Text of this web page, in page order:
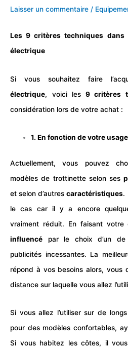
Laisser un commentaire /
Les 9 critères techniques dans
électrique
Si vous souhaitez faire
électrique, voici les 9 critères
considération lors de votre achat :
1. En fonction de votre usage
Actuellement, vous pouvez
modèles de trottinette selon ses
et selon d’autrescaractéristiques.
le cas car il y a encore
vraiment réduit. En faisant
influencé par le choix d’un
publicités incessantes. La
répond à vos besoins alors, vous
distance sur laquelle vous allez
Si vous allez l’utiliser sur de
pour des modèles confortables,
Si vous habitez les côtes, il